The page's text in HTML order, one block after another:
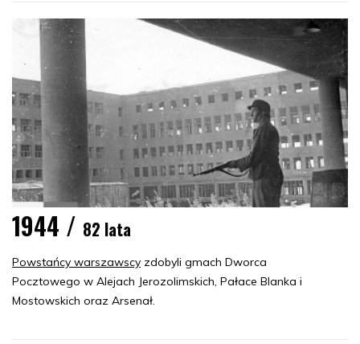
1944 / 82 lata
Powstańcy warszawscy zdobyli gmach Dworca
Pocztowego w Alejach Jerozolimskich, Pałace Blanka i
Mostowskich oraz Arsenał.